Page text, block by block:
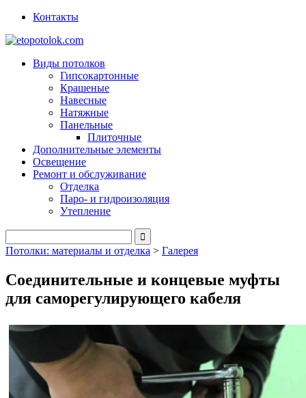
Контакты
Виды потолков
Гипсокартонные
Крашеные
Навесные
Натяжные
Панельные
Плиточные
Дополнительные элементы
Освещение
Ремонт и обслуживание
Отделка
Паро- и гидроизоляция
Утепление
Потолки: материалы и отделка > Галерея
Соединительные и концевые муфты
для саморегулирующего кабеля